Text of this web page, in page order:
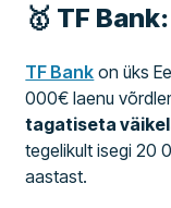
🥇 TF
TF Bank on üks
000€ laenu
tagatiseta
tegelikult isegi 20
aastast.